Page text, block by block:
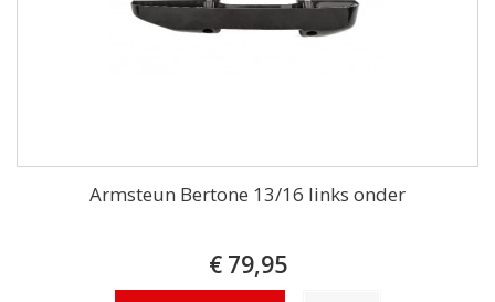
Armsteun Bertone 13/16 links onder
€ 79,95